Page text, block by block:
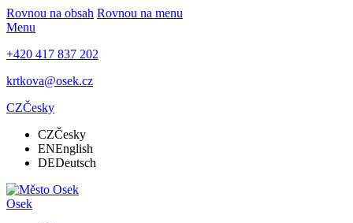
Rovnou na obsah Rovnou na menu
Menu
+420 417 837 202
krtkova@osek.cz
CZČesky
CZČesky
ENEnglish
DEDeutsch
Osek